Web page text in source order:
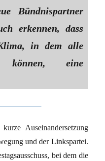
Bündnispartner
erkennen, dass
in dem alle
können, eine
Auseinandersetzung
und der Linkspartei.
bei dem die